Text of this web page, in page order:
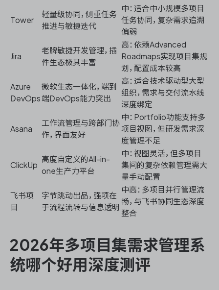
Tower
轻量级协同，侧重任务
推进与敏捷迭代
中：适合中小规模多项目
任务协同，复杂需求追溯
偏弱
Jira
老牌敏捷开发管理，插
件生态极其丰富
高：依赖Advanced
Roadmaps实现项目集规
划，配置成本较高
Azure
DevOps
微软生态一体化，端到
端DevOps能力突出
高：适合技术驱动型大型
组织，需求与交付流水线
深度绑定
Asana
工作流管理与跨部门协
作，界面友好
中：Portfolio功能支持多
项目视图，但研发需求深
度管理不足
ClickUp
高度自定义的All-in-
one生产力平台
中：视图灵活，但多项目
集间的复杂依赖管理需大
量手动配置
飞书项
目
字节跳动出品，强项在
于流程流转与信息透明
中高：多项目并行管理流
畅，与飞书协同生态深度
整合
2026年多项目集需求管理系
统哪个好用深度测评